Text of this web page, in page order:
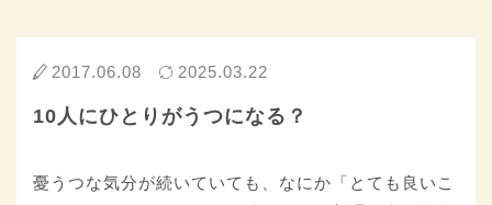
2017.06.08 2025.03.22
10人にひとりがうつになる？
憂うつな気分が続いていても、なにか「とても良いこ